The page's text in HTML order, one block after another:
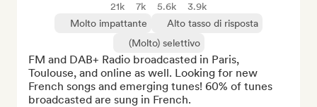
21k 7k 5.6k
3.9k
Molto impattante
Alto tasso di risposta
(Molto) selettivo
FM and DAB+ Radio broadcasted in Paris,
Toulouse, and online as well. Looking for new
French songs and emerging tunes! 60% of tunes
broadcasted are sung in French.